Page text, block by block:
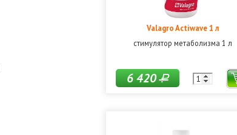
Valagro Actiwave 1 л
стимулятор метаболизма 1 л
6 420Р